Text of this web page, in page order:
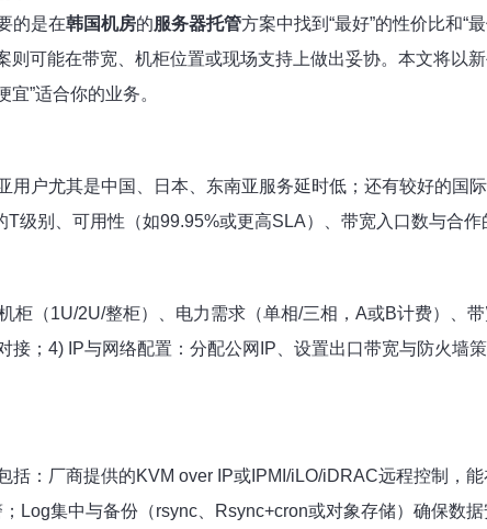
的是在韩国机房的服务器托管方案中找到“最好”的性价比和“
可能在带宽、机柜位置或现场支持上做出妥协。本文将以
”适合你的业务。
用户尤其是中国、日本、东南亚服务延时低；还有较好的国
级别、可用性（如99.95%或更高SLA）、带宽入口数与合作
柜（1U/2U/整柜）、电力需求（单相/三相，A或B计费）、
；4) IP与网络配置：分配公网IP、设置出口带宽与防火墙
括：厂商提供的KVM over IP或 IPMI /iLO/iDRAC远程控制，
Log集中与备份（rsync、Rsync+cron或对象存储）确保数